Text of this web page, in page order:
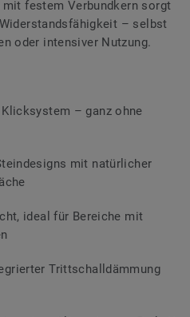
festem Verbundkern sorgt
– selbst
oder intensiver Nutzung.
– ganz ohne
mit natürlicher
ideal für Bereiche mit
Trittschalldämmung